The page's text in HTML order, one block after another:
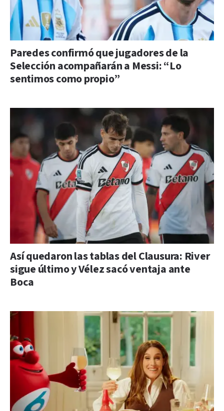
Paredes confirmó que jugadores de la
Selección acompañarán a Messi: “Lo
sentimos como propio”
Así quedaron las tablas del Clausura: River
sigue último y Vélez sacó ventaja ante
Boca